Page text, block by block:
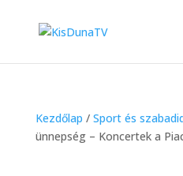
Kezdőlap / Sport és
ünnepség – Koncertek a